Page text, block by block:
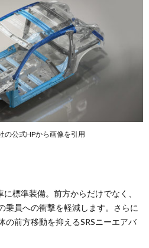
の公式HPから画像を引用
標準装備。前方からだけでなく、
乗員への衝撃を軽減します。さらに
の前方移動を抑えるSRSニーエアバ